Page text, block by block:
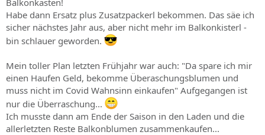
Habe dann Ersatz plus Zusatzpackerl bekommen. Das säe ich
sicher nächstes Jahr aus, aber nicht mehr im Balkonkisterl -
bin schlauer geworden.
Mein toller Plan letzten Frühjahr war auch: "Da spare ich mir
einen Haufen Geld, bekomme Überaschungsblumen und
muss nicht im Covid Wahnsinn einkaufen" Aufgegangen ist
nur die Überraschung...
Ich musste dann am Ende der Saison in den Laden und die
allerletzten Reste Balkonblumen zusammenkaufen...